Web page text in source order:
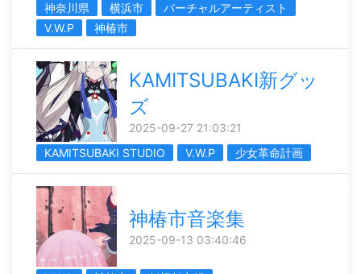
神奈川県 横浜市
バーチャルアーティスト
V.W.P
神椿市
KAMITSUBAKI新グッ
ズ
2025-09-27 21:03:21
KAMITSUBAKI STUDIO
V.W.P 少女革命計画
神椿市音楽集
2025-09-13 03:40:46